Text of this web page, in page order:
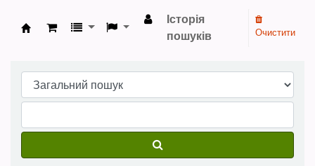
Бібліотека НТШ › Електронний каталог
Історія
пошуків
Очистити